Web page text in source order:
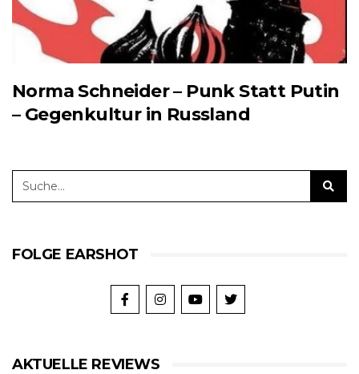
Norma Schneider – Punk Statt Putin
– Gegenkultur in Russland
FOLGE EARSHOT
AKTUELLE REVIEWS